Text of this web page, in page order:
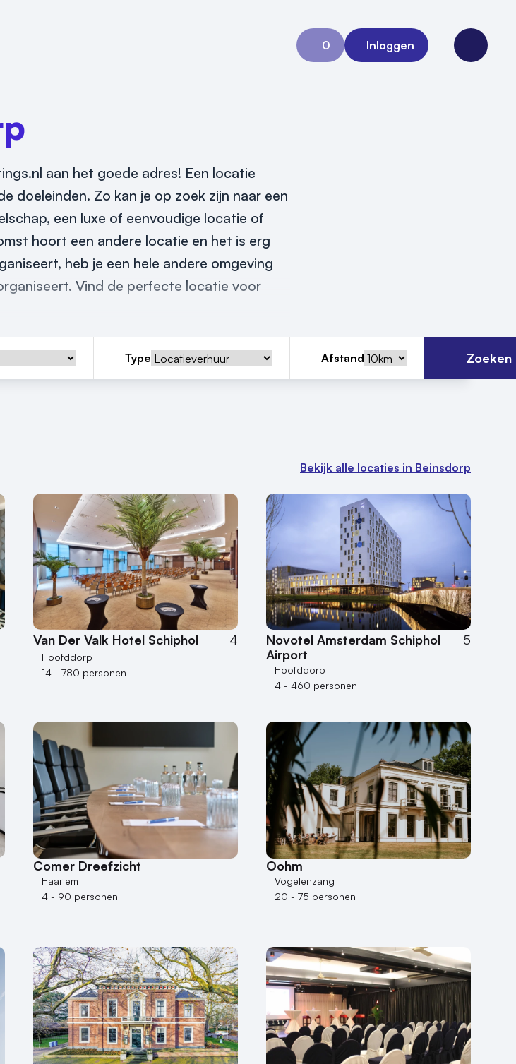
0
Aanvraag 0
Inloggen
Open
aan het goede adres! Een locatie
doeleinden. Zo kan je op zoek zijn naar een
een luxe of eenvoudige locatie of
hoort een andere locatie en het is erg
heb je een hele andere omgeving
Vind de perfecte locatie voor
Type Afstand Zoeken
Bekijk alle locaties in Beinsdorp
Van Der Valk Hotel Schiphol 4
Hoofddorp
14 - 780 personen
Novotel Amsterdam Schiphol
Airport
5
Hoofddorp
4 - 460 personen
Comer Dreefzicht
Haarlem
4 - 90 personen
Oohm
Vogelenzang
20 - 75 personen